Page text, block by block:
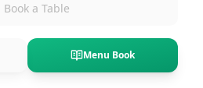
Book a Table
Menu Book